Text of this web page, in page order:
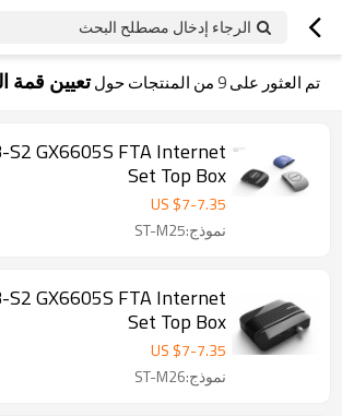
الرجاء إدخال مصطلح البحث
تم العثور على9من المنتجات حولتعيين قمة
S2 GX6605S FTA Internet
Set Top Box
US $7-7.35
نموذج:ST-M25
S2 GX6605S FTA Internet
Set Top Box
US $7-7.35
نموذج:ST-M26